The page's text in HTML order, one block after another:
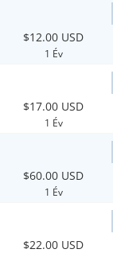
$12.00 USD
1 Év
$17.00 USD
1 Év
$60.00 USD
1 Év
$22.00 USD